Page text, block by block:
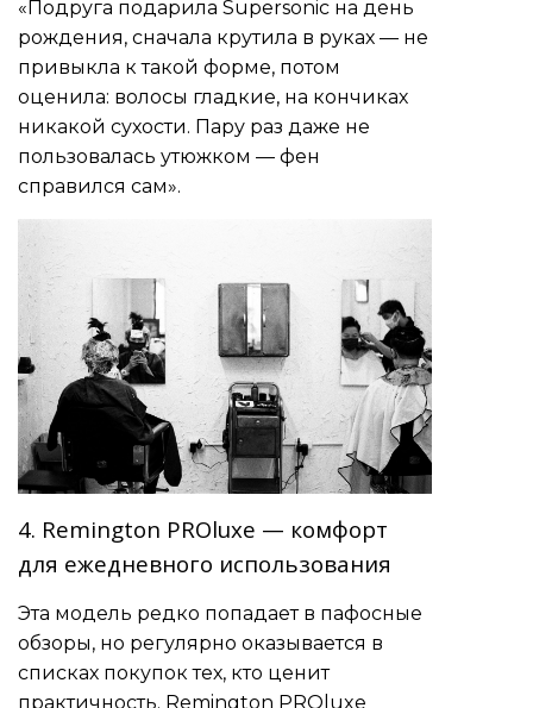
«Подруга подарила Supersonic на день
рождения, сначала крутила в руках — не
привыкла к такой форме, потом
оценила: волосы гладкие, на кончиках
никакой сухости. Пару раз даже не
пользовалась утюжком — фен
справился сам».
4. Remington PROluxe — комфорт
для ежедневного использования
Эта модель редко попадает в пафосные
обзоры, но регулярно оказывается в
списках покупок тех, кто ценит
практичность. Remington PROluxe